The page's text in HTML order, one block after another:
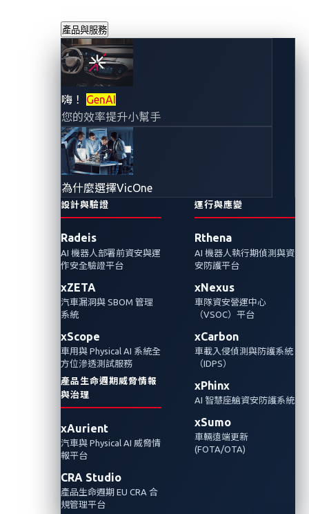
產品與服務
嗨！ GenAI
您的效率提升小幫手
為什麼選擇VicOne
設計與驗證
Radeis
AI 機器人部署前資安與運
作安全驗證平台
xZETA
汽車漏洞與 SBOM 管理
系統
xScope
車用與 Physical AI 系統全
方位滲透測試服務
產品生命週期威脅情報
與治理
xAurient
汽車與 Physical AI 威脅情
報平台
CRA Studio
產品生命週期 EU CRA 合
規管理平台
運行與應變
Rthena
AI 機器人執行期偵測與資
安防護平台
xNexus
車隊資安營運中心
（VSOC）平台
xCarbon
車載入侵偵測與防護系統
（IDPS）
xPhinx
AI 智慧座艙資安防護系統
xSumo
車輛遠端更新
(FOTA/OTA)
合作夥伴成功實例
參考資源› 合作夥伴成功實例
Achieving
Compliance
Upcoming
European
Cybersecurity
What's
Sustainable,
例
Unleashing
Fleet
Excellence